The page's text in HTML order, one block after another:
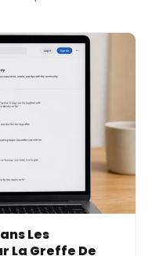
Les
La Greffe De